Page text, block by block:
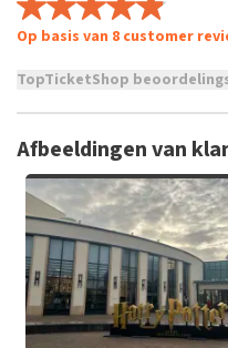
Op basis van 8 customer
TopTicketShop
niet mogelijk om een
tickets hebt aangeschaft
grof taalgebruik en/of
Het kan enkele weken
geplaatst.
Afbeeldingen van